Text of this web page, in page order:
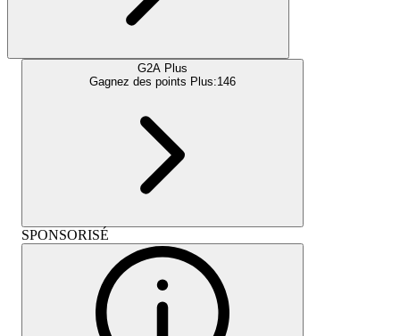
G2A Plus
Gagnez des points Plus:146
SPONSORISÉ